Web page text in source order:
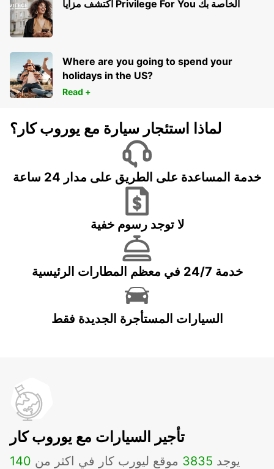
اكتشف مزايا Privilege For You الخاصة بك
Where are you going to spend your
holidays in the US?
Read +
لماذا استئجار سيارة مع يوروب كار؟
خدمة المساعدة على الطريق على مدار 24 ساعة
لا توجد رسوم خفية
خدمة 24/7 في معظم المطارات الرئيسية
السيارات المستأجرة الجديدة فقط
تأجير السيارات مع يوروب كار
يوجد 3835 موقع ليورب كار في اكثر من 140